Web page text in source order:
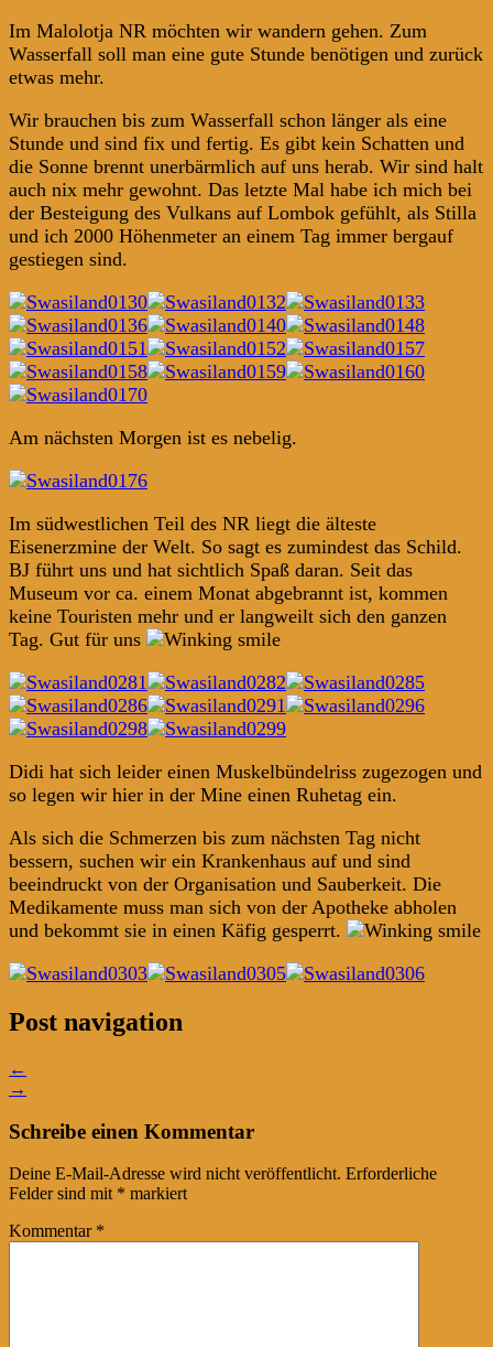
Im Malolotja NR möchten wir wandern gehen. Zum
Wasserfall soll man eine gute Stunde benötigen und zurück
etwas mehr.
Wir brauchen bis zum Wasserfall schon länger als eine
Stunde und sind fix und fertig. Es gibt kein Schatten und
die Sonne brennt unerbärmlich auf uns herab. Wir sind halt
auch nix mehr gewohnt. Das letzte Mal habe ich mich bei
der Besteigung des Vulkans auf Lombok gefühlt, als Stilla
und ich 2000 Höhenmeter an einem Tag immer bergauf
gestiegen sind.
Am nächsten Morgen ist es nebelig.
Im südwestlichen Teil des NR liegt die älteste
Eisenerzmine der Welt. So sagt es zumindest das Schild.
BJ führt uns und hat sichtlich Spaß daran. Seit das
Museum vor ca. einem Monat abgebrannt ist, kommen
keine Touristen mehr und er langweilt sich den ganzen
Tag. Gut für uns
Didi hat sich leider einen Muskelbündelriss zugezogen und
so legen wir hier in der Mine einen Ruhetag ein.
Als sich die Schmerzen bis zum nächsten Tag nicht
bessern, suchen wir ein Krankenhaus auf und sind
beeindruckt von der Organisation und Sauberkeit. Die
Medikamente muss man sich von der Apotheke abholen
und bekommt sie in einen Käfig gesperrt.
Post navigation
←
→
Schreibe einen Kommentar
Deine E-Mail-Adresse wird nicht veröffentlicht. Erforderliche
Felder sind mit * markiert
Kommentar *